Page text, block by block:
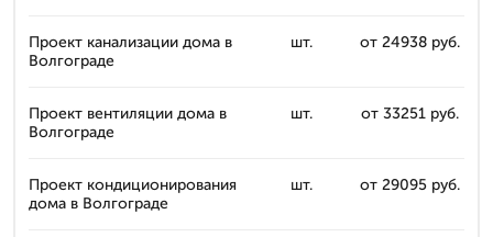
Проект канализации дома в
Волгограде
шт. от 24938 руб.
Проект вентиляции дома в
Волгограде
шт. от 33251 руб.
Проект кондиционирования
дома в Волгограде
шт. от 29095 руб.